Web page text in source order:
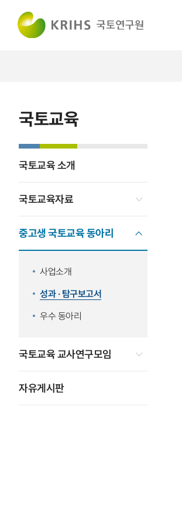
국토교육
국토교육 소개
국토교육자료
중고생 국토교육 동아리
사업소개
성과 · 탐구보고서
우수 동아리
국토교육 교사연구모임
자유게시판